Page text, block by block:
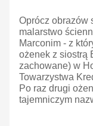
Oprócz obrazów
malarstwo
Marconim - z
ożenek z siostrą
zachowane) w
Towarzystwa
Po raz drugi
tajemniczym